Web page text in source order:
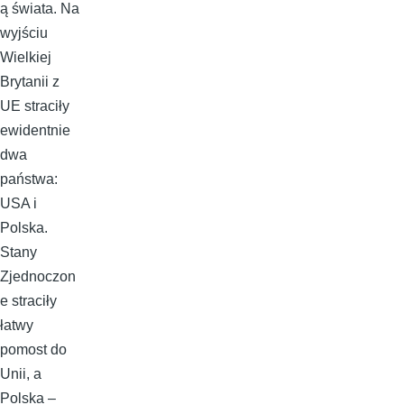
ą świata. Na
wyjściu
Wielkiej
Brytanii z
UE straciły
ewidentnie
dwa
państwa:
USA i
Polska.
Stany
Zjednoczon
e straciły
łatwy
pomost do
Unii, a
Polska –